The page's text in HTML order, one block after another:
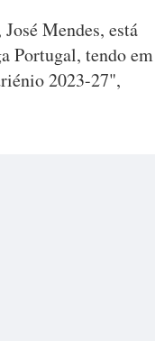
Mendes, está
Portugal, tendo em
2023-27",